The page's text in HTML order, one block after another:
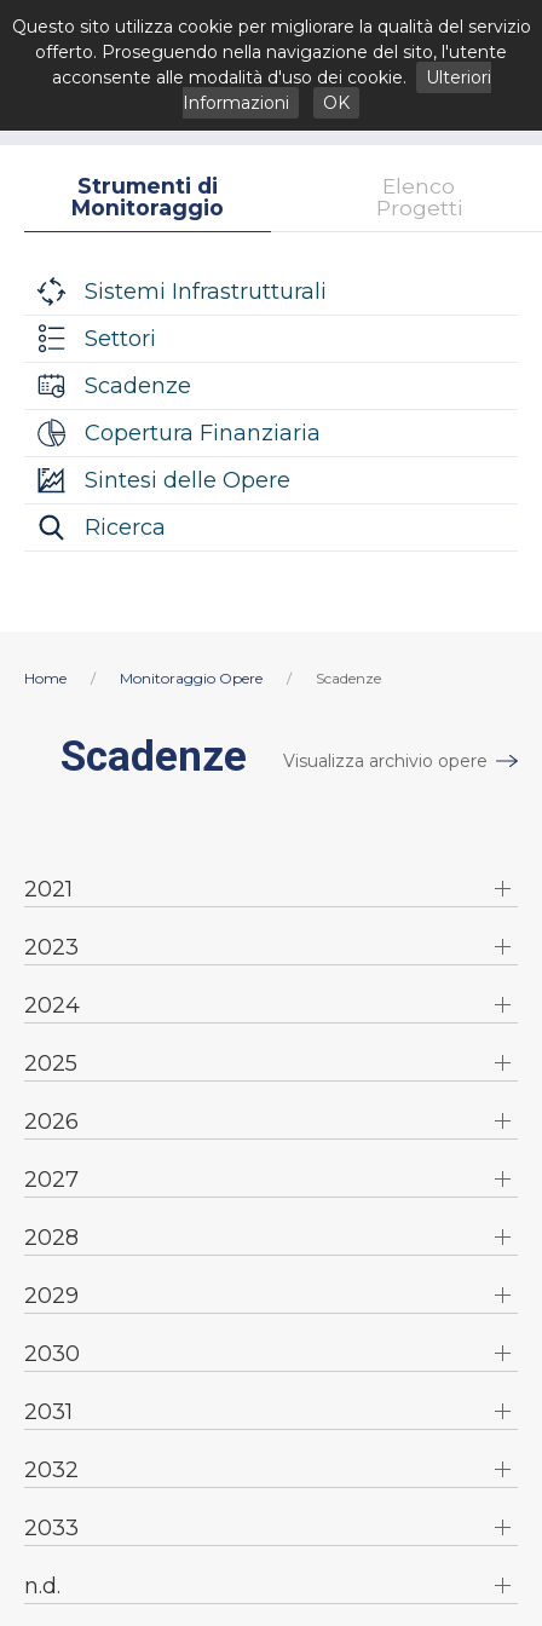
Strumenti di
Monitoraggio
Elenco
Progetti
Sistemi Infrastrutturali
Settori
Scadenze
Copertura Finanziaria
Sintesi delle Opere
Ricerca
Home Monitoraggio Opere Scadenze
Visualizza archivio opere
Scadenze
2021
2023
2024
2025
2026
2027
2028
2029
2030
2031
2032
2033
n.d.
Questo sito utilizza cookie per migliorare la qualità del servizio
offerto. Proseguendo nella navigazione del sito, l'utente
acconsente alle modalità d'uso dei cookie.
Ulteriori
Informazioni
OK